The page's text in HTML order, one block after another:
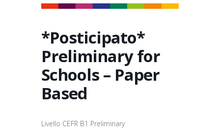
*Posticipato*
Preliminary for
Schools – Paper
Based
Livello CEFR B1 Preliminary